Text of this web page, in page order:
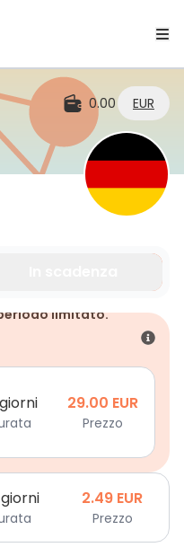
0.00 EUR
connesso
limitato.
29.00 EUR
Prezzo
2.49 EUR
Prezzo